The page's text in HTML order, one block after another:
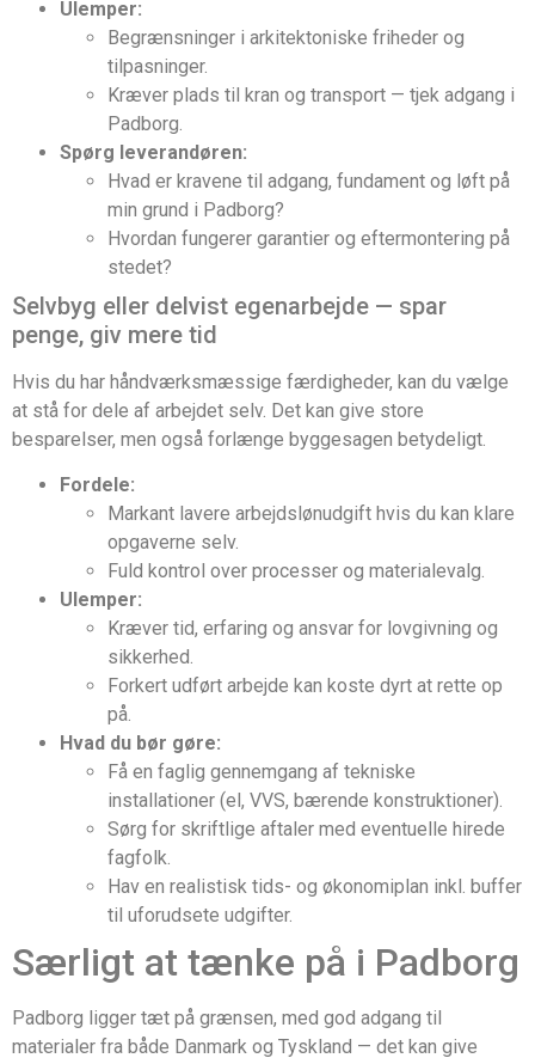
Ulemper:
Begrænsninger i arkitektoniske friheder og
tilpasninger.
Kræver plads til kran og transport — tjek adgang i
Padborg.
Spørg leverandøren:
Hvad er kravene til adgang, fundament og løft på
min grund i Padborg?
Hvordan fungerer garantier og eftermontering på
stedet?
Selvbyg eller delvist egenarbejde — spar
penge, giv mere tid
Hvis du har håndværksmæssige færdigheder, kan du vælge
at stå for dele af arbejdet selv. Det kan give store
besparelser, men også forlænge byggesagen betydeligt.
Fordele:
Markant lavere arbejdslønudgift hvis du kan klare
opgaverne selv.
Fuld kontrol over processer og materialevalg.
Ulemper:
Kræver tid, erfaring og ansvar for lovgivning og
sikkerhed.
Forkert udført arbejde kan koste dyrt at rette op
på.
Hvad du bør gøre:
Få en faglig gennemgang af tekniske
installationer (el, VVS, bærende konstruktioner).
Sørg for skriftlige aftaler med eventuelle hirede
fagfolk.
Hav en realistisk tids- og økonomiplan inkl. buffer
til uforudsete udgifter.
Særligt at tænke på i Padborg
Padborg ligger tæt på grænsen, med god adgang til
materialer fra både Danmark og Tyskland — det kan give